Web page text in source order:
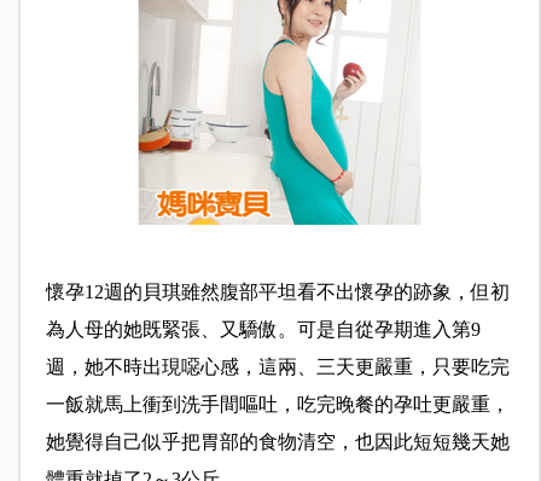
懷孕12週的貝琪雖然腹部平坦看不出懷孕的跡象，但初
為人母的她既緊張、又驕傲。可是自從孕期進入第9
週，她不時出現噁心感，這兩、三天更嚴重，只要吃完
一飯就馬上衝到洗手間嘔吐，吃完晚餐的孕吐更嚴重，
她覺得自己似乎把胃部的食物清空，也因此短短幾天她